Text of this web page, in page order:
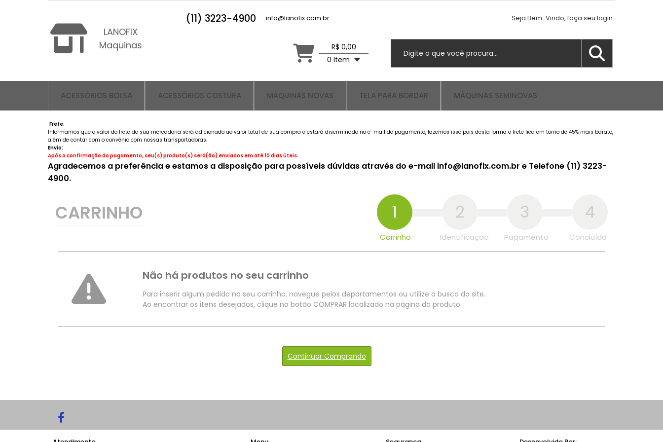
LANOFIX
Maquinas
(11) 3223-4900 info@lanofix.com.br Seja Bem-Vindo, faça seu login
R$ 0,00
0 Item
ACESSÓRIOS BOLSA ACESSÓRIOS COSTURA MÁQUINAS NOVAS TELA PARA BORDAR MÁQUINAS SEMINOVAS
Frete:
Informamos que o valor do frete de sua mercadoria será adicionado ao valor total de sua compra e estará discrminado no e-mail de pagamento, fazemos isso pois desta forma o frete fica em torno de 45% mais barato,
além de contar com o convênio com nossas transportadoras.
Envio:
Após a confirmação do pagamento, seu(s) produto(s) será(ão) enviados em até 10 dias úteis.
Agradecemos a preferência e estamos a disposição para possíveis dúvidas através do e-mail info@lanofix.com.br e Telefone (11) 3223-
4900.
CARRINHO 1 2 3 4
Carrinho Identificação Pagamento Concluído
Não há produtos no seu carrinho
Para inserir algum pedido no seu carrinho, navegue pelos departamentos ou utilize a busca do site.
Ao encontrar os itens desejados, clique no botão COMPRAR localizado na página do produto.
Continuar Comprando